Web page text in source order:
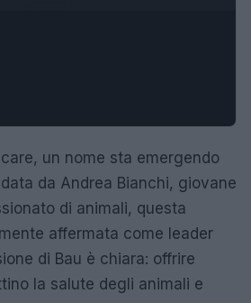
un nome sta emergendo
da Andrea Bianchi, giovane
di animali, questa
affermata come leader
di Bau è chiara: offrire
la salute degli animali e